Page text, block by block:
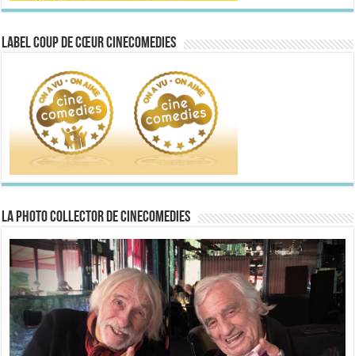
Label Coup de Cœur CineComedies
La Photo collector de CineComedies